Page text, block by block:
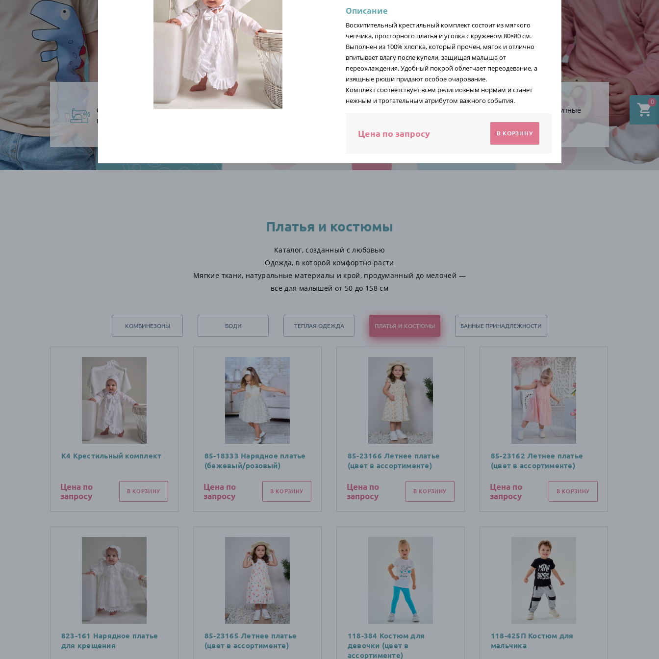
0
ПОСМОТРЕТЬ КАТАЛОГ
Собственное
производство
Широкий
Доступные
Платья и костюмы
Каталог, созданный с любовью
Одежда, в которой комфортно расти
Мягкие ткани, натуральные материалы и крой, продуманный до мелочей —
всё для малышей от 50 до 158 см
Описание
Восхитительный крестильный комплект состоит из мягкого
чепчика, просторного платья и уголка с кружевом 80×80 см.
Выполнен из 100% хлопка, который прочен, мягок и отлично
впитывает влагу после купели, защищая малыша от
переохлаждения. Удобный покрой облегчает переодевание, а
изящные рюши придают особое очарование.
Комплект соответствует всем религиозным нормам и станет
нежным и трогательным атрибутом важного события.
Цена по запросу В КОРЗИНУ
КОМБИНЕЗОНЫ БОДИ ТЕПЛАЯ ОДЕЖДА ПЛАТЬЯ И КОСТЮМЫ БАННЫЕ ПРИНАДЛЕЖНОСТИ
К4 Крестильный комплект
Цена по
запросу
В КОРЗИНУ
85-18333 Нарядное платье
(бежевый/розовый)
Цена по
запросу
В КОРЗИНУ
85-23166 Летнее платье
(цвет в ассортименте)
Цена по
запросу
В КОРЗИНУ
85-23162 Летнее платье
(цвет в ассортименте)
Цена по
запросу
В КОРЗИНУ
823-161 Нарядное платье
для крещения
85-23165 Летнее платье
(цвет в ассортименте)
118-384 Костюм для
девочки (цвет в
ассортименте)
118-425П Костюм для
мальчика